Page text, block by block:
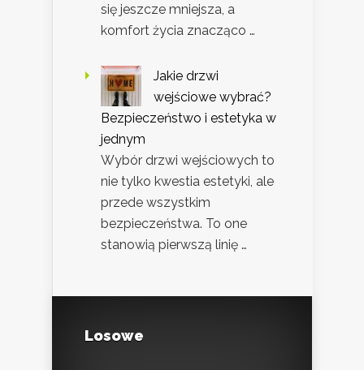
się jeszcze mniejsza, a
komfort życia znacząco …
Jakie drzwi
wejściowe wybrać?
Bezpieczeństwo i estetyka w
jednym
Wybór drzwi wejściowych to
nie tylko kwestia estetyki, ale
przede wszystkim
bezpieczeństwa. To one
stanowią pierwszą linię …
Losowe